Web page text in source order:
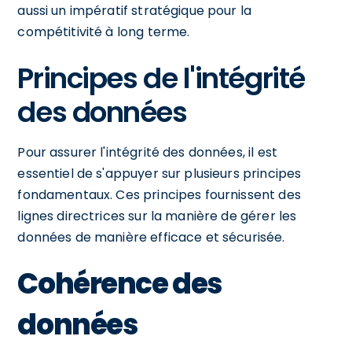
aussi un impératif stratégique pour la
compétitivité à long terme.
Principes de l'intégrité
des données
Pour assurer l'intégrité des données, il est
essentiel de s'appuyer sur plusieurs principes
fondamentaux. Ces principes fournissent des
lignes directrices sur la manière de gérer les
données de manière efficace et sécurisée.
Cohérence des
données